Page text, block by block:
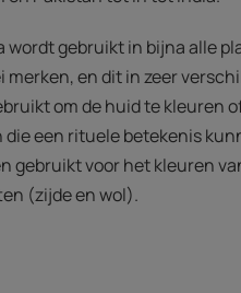
wordt gebruikt in bijna alle
merken, en dit in zeer
om de huid te kleuren
die een rituele betekenis
gebruikt voor het kleuren
(zijde en wol).